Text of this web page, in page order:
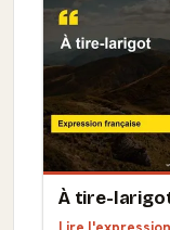
À tire-